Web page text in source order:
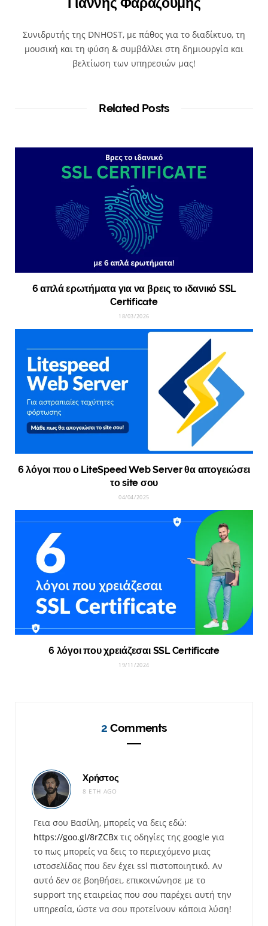
Συνιδρυτής της DNHOST, με πάθος για το διαδίκτυο, τη
μουσική και τη φύση & συμβάλλει στη δημιουργία και
βελτίωση των υπηρεσιών μας!
Related Posts
6 απλά ερωτήματα για να βρεις το ιδανικό SSL
Certificate
18/03/2026
6 λόγοι που ο LiteSpeed Web Server θα απογειώσει
το site σου
04/04/2025
6 λόγοι που χρειάζεσαι SSL Certificate
19/11/2024
2 Comments
Χρήστος
8 ΈΤΗ AGO
Γεια σου Βασίλη, μπορείς να δεις εδώ:
https://goo.gl/8rZCBx τις οδηγίες της google για
το πως μπορείς να δεις το περιεχόμενο μιας
ιστοσελίδας που δεν έχει ssl πιστοποιητικό. Αν
αυτό δεν σε βοηθήσει, επικοινώνησε με το
support της εταιρείας που σου παρέχει αυτή την
υπηρεσία, ώστε να σου προτείνουν κάποια λύση!